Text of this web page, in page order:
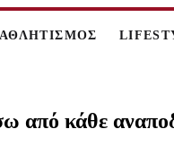
ΑΘΛΗΤΙΣΜΟΣ
από κάθε